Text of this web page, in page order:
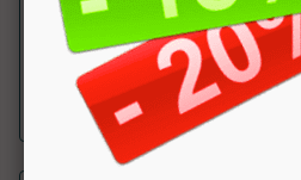
funzione muscolare,
a partire da € 17.91
sconto 10%